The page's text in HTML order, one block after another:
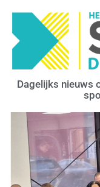
Dagelijks nieuws